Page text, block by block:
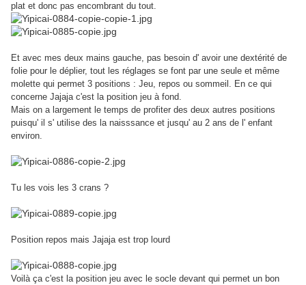
plat et donc pas encombrant du tout.
Et avec mes deux mains gauche, pas besoin d' avoir une dextérité de
folie pour le déplier, tout les réglages se font par une seule et même
molette qui permet 3 positions : Jeu, repos ou sommeil. En ce qui
concerne Jajaja c'est la position jeu à fond.
Mais on a largement le temps de profiter des deux autres positions
puisqu' il s' utilise des la naisssance et jusqu' au 2 ans de l' enfant
environ.
Tu les vois les 3 crans ?
Position repos mais Jajaja est trop lourd
Voilà ça c'est la position jeu avec le socle devant qui permet un bon